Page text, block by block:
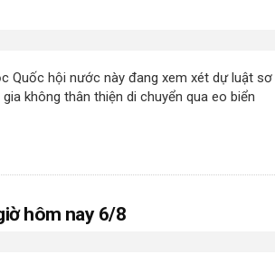
Quốc hội nước này đang xem xét dự luật sơ
không thân thiện di chuyển qua eo biển
hôm nay 6/8